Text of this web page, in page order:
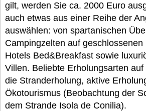
gilt, werden Sie ca. 2000 Euro
auch etwas aus einer Reihe der
auswählen: von spartanischen
Campingzelten auf geschlossenen
Hotels Bed&Breakfast sowie
Villen. Beliebte Erholungsarten
die Stranderholung, aktive
Ökotourismus (Beobachtung der
dem Strande Isola de Conilia).